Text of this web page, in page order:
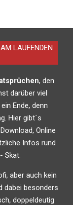
LAUFENDEN
, den
darüber viel
Ende, denn
Hier gibt´s
Online
Infos rund
Skat.
aber auch kein
dabei besonders
doppeldeutig